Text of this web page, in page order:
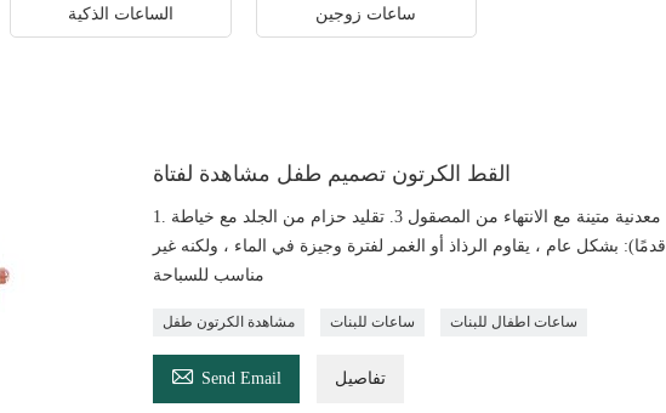
الساعات الذكية ساعات زوجين
القط الكرتون تصميم طفل مشاهدة لفتاة
1. تصميم القط وحزام اللون الوردي جعل مشاهدة لطيف ولطيفة للفتيات. 2. حالة معدنية متينة مع الانتهاء من المصقول 3. تقليد حزام من الجلد مع خياطة
لونية 4. حركة كوارتز مع عرض تناظري 5. مقاومة الماء حتى 30 مترًا (99 قدمًا): بشكل عام ، يقاوم الرذاذ أو الغمر لفترة وجيزة في الماء ، ولكنه غير
مناسب للسباحة
مشاهدة الكرتون طفل ساعات للبنات ساعات اطفال للبنات
 Send Email تفاصيل